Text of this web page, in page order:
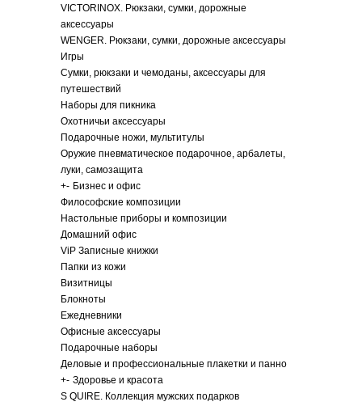
VICTORINOX. Рюкзаки, сумки, дорожные
аксессуары
WENGER. Рюкзаки, сумки, дорожные аксессуары
Игры
Сумки, рюкзаки и чемоданы, аксессуары для
путешествий
Наборы для пикника
Охотничьи аксессуары
Подарочные ножи, мультитулы
Оружие пневматическое подарочное, арбалеты,
луки, самозащита
+- Бизнес и офис
Философские композиции
Настольные приборы и композиции
Домашний офис
ViP Записные книжки
Папки из кожи
Визитницы
Блокноты
Ежедневники
Офисные аксессуары
Подарочные наборы
Деловые и профессиональные плакетки и панно
+- Здоровье и красота
S QUIRE. Коллекция мужских подарков